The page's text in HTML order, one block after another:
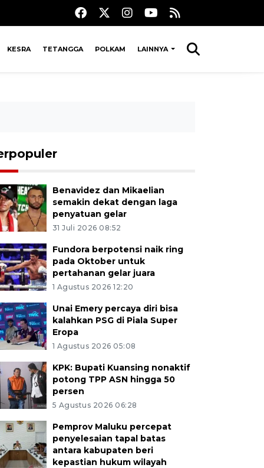
KESRA TETANGGA POLKAM LAINNYA
Benavidez dan Mikaelian
semakin dekat dengan laga
penyatuan gelar
31 Juli 2026 08:52
Fundora berpotensi naik ring
pada Oktober untuk
pertahanan gelar juara
1 Agustus 2026 12:20
Unai Emery percaya diri bisa
kalahkan PSG di Piala Super
Eropa
1 Agustus 2026 05:08
KPK: Bupati Kuansing nonaktif
potong TPP ASN hingga 50
persen
5 Agustus 2026 06:28
Pemprov Maluku percepat
penyelesaian tapal batas
antara kabupaten beri
kepastian hukum wilayah